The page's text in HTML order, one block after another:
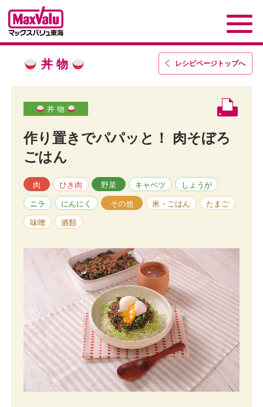
レシピページトップへ
丼 物
丼 物
作り置きでパパッと！ 肉そぼろ
ごはん
肉 ひき肉 野菜 キャベツ しょうが
ニラ にんにく その他 米・ごはん たまご
味噌 酒類